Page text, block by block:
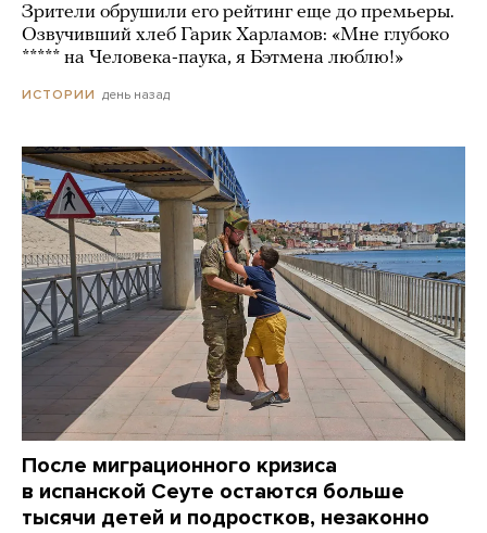
Зрители обрушили его рейтинг еще до премьеры.
Озвучивший хлеб Гарик Харламов: «Мне глубоко
***** на Человека-паука, я Бэтмена люблю!»
ИСТОРИИ день назад
После миграционного кризиса
в испанской Сеуте остаются больше
тысячи детей и подростков, незаконно